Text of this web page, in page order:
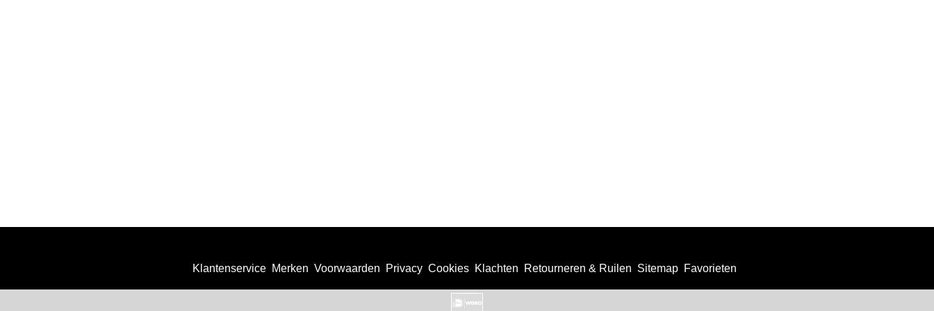
Klantenservice Merken Voorwaarden Privacy Cookies Klachten Retourneren & Ruilen Sitemap Favorieten